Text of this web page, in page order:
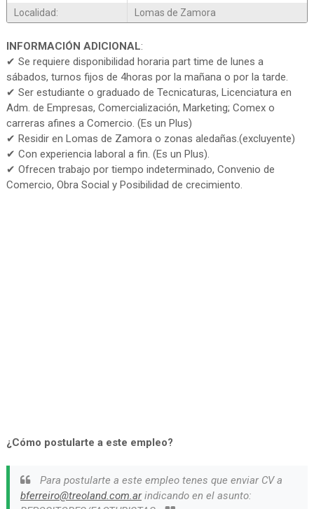
Localidad:
Lomas de Zamora
INFORMACIÓN ADICIONAL:
✔ Se requiere disponibilidad horaria part time de lunes a
sábados, turnos fijos de 4horas por la mañana o por la tarde.
✔ Ser estudiante o graduado de Tecnicaturas, Licenciatura en
Adm. de Empresas, Comercialización, Marketing; Comex o
carreras afines a Comercio. (Es un Plus)
✔ Residir en Lomas de Zamora o zonas aledañas.(excluyente)
✔ Con experiencia laboral a fin. (Es un Plus).
✔ Ofrecen trabajo por tiempo indeterminado, Convenio de
Comercio, Obra Social y Posibilidad de crecimiento.
¿Cómo postularte a este empleo?
Para postularte a este empleo tenes que enviar CV a
bferreiro@treoland.com.arindicando en el asunto: